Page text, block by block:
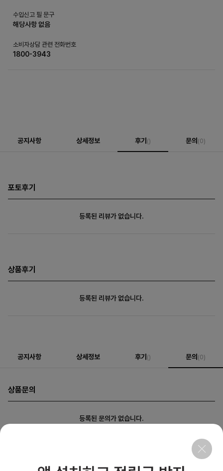
수입신고 필 문구
해당사항 없음
소비자상담 관련 전화번호
1800-3943
공지사항 상세정보 후기() 문의(0)
포토후기
등록된 리뷰가 없습니다.
상품후기
등록된 리뷰가 없습니다.
공지사항 상세정보 후기() 문의(0)
상품문의
등록된 문의가 없습니다.